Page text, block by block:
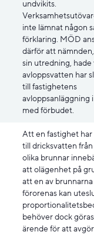
undvikits.
inte lämnat någon
förklaring. MÖD
därför att
sin utredning, hade
avloppsvatten har
till fastighetens
avloppsanläggning
med förbudet.
Att en fastighet
till dricksvatten
olika brunnar
att olägenhet på
att en av brunnarna
förorenas kan
behöver dock
ärende för att